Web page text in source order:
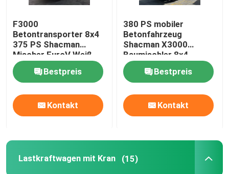
LKW-LKW
Mischer-LKW
Lastkraftwagen mit Kran
Spezialfahrzeuge
F3000
Betontransporter 8x4
375 PS Shacman
Mischer EuroV Weiß
Bestpreis
Kontakt
380 PS mobiler
Betonfahrzeug
Shacman X3000
Baumischler 8x4
Eurooii
Bestpreis
Kontakt
Lastkraftwagen mit Kran (15)